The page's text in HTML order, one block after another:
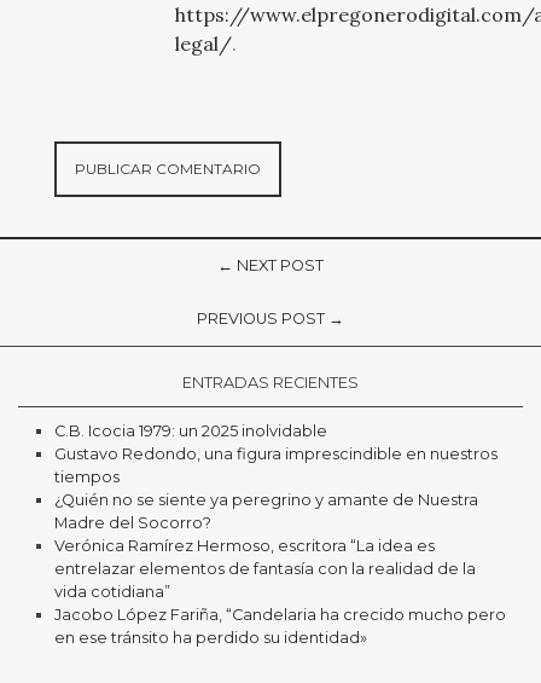
https://www.elpregonerodigital.com/
legal/.
← NEXT POST
PREVIOUS POST →
ENTRADAS RECIENTES
C.B. Icocia 1979: un 2025 inolvidable
Gustavo Redondo, una figura imprescindible en nuestros
tiempos
¿Quién no se siente ya peregrino y amante de Nuestra
Madre del Socorro?
Verónica Ramírez Hermoso, escritora “La idea es
entrelazar elementos de fantasía con la realidad de la
vida cotidiana”
Jacobo López Fariña, “Candelaria ha crecido mucho pero
en ese tránsito ha perdido su identidad»